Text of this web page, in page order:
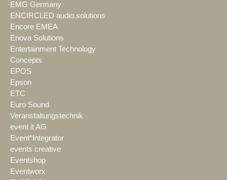
EMG Germany
ENCIRCLED audio.solutions
Encore EMEA
Enova Solutions
Entertainment Technology
Concepts
EPOS
Epson
ETC
Euro Sound
Veranstaltungstechnik
event it AG
Event*Integrator
events creative
Eventshop
Eventworx